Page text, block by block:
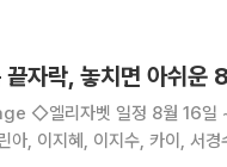
끝자락, 놓치면 아쉬운
우리은행홀 연출 로버트 요한슨
, 이지혜, 이지수, 카이, 서경수, 고은성,